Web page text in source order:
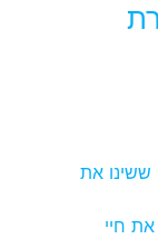
את
חיי